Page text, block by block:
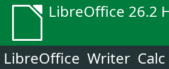
LibreOffice 26.2
LibreOffice Writer Calc